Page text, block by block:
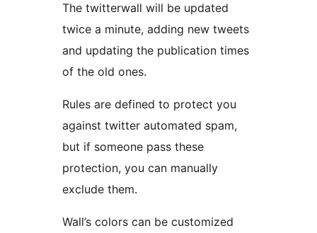
The twitterwall will be updated
twice a minute, adding new tweets
and updating the publication times
of the old ones.
Rules are defined to protect you
against twitter automated spam,
but if someone pass these
protection, you can manually
exclude them.
Wall’s colors can be customized